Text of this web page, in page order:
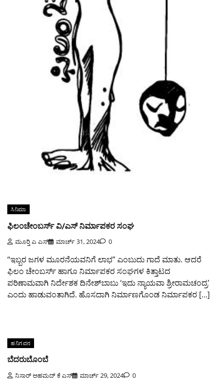
ಸಿನಿಮಾ
ಫಿಲಂಚೇಂಬರ್ಸ್ ವಿ/ಎಸ್ ನಿರ್ಮಾಪಕರ ಸಂಘ
ಮೂರ್‍ತಿ ಎ ಎಸ್ ಮಾರ್ಚ್ 31, 2024 0
“ಇಬ್ಬರ ಜಗಳ ಮೂರನೆಯವನಿಗೆ ಲಾಭ” ಎಂಬುದು ಗಾದೆ ಮಾತು. ಆದರೆ
ಫಿಲಂ ಚೇಂಬರ್ಸ್ ಹಾಗೂ ನಿರ್ಮಾಪಕರ ಸಂಘಗಳ ಕಿತ್ತಾಟದ
ಪರಿಣಾಮವಾಗಿ ನಿರ್ದೇಶಕ ದಿನೇಶ್‌ಬಾಬು ‘ಇದು ನ್ಯಾಯವಾ ಶ್ರೀರಾಮಚಂದ್ರ’
ಎಂದು ಹಾಡುವಂತಾಗಿದೆ. ಹೊಸದಾಗಿ ನಿರ್ಮಾಣಗೊಂಡ ನಿರ್ಮಾಪಕರ […]
ಹನಿಗವನ
ಬೆದರುಬೊಂಬೆ
ನಿಸಾರ್ ಅಹಮದ್ ಕೆ ಎಸ್ ಮಾರ್ಚ್ 29, 2024 0